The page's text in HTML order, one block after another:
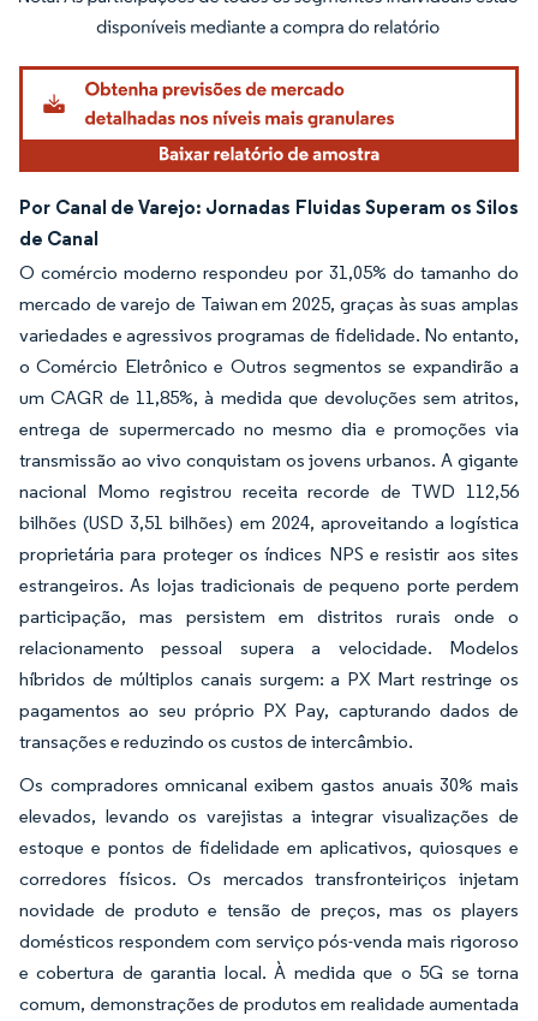
Imagem © Mordor Intelligence. O reuso requer atribuição conforme CC BY 4.0.
Por Canal de Varejo: Jornadas Fluidas Superam os Silos
de Canal
O comércio moderno respondeu por 31,05% do tamanho do
mercado de varejo de Taiwan em 2025, graças às suas amplas
variedades e agressivos programas de fidelidade. No entanto,
o Comércio Eletrônico e Outros segmentos se expandirão a
um CAGR de 11,85%, à medida que devoluções sem atritos,
entrega de supermercado no mesmo dia e promoções via
transmissão ao vivo conquistam os jovens urbanos. A gigante
nacional Momo registrou receita recorde de TWD 112,56
bilhões (USD 3,51 bilhões) em 2024, aproveitando a logística
proprietária para proteger os índices NPS e resistir aos sites
estrangeiros. As lojas tradicionais de pequeno porte perdem
participação, mas persistem em distritos rurais onde o
relacionamento pessoal supera a velocidade. Modelos
híbridos de múltiplos canais surgem: a PX Mart restringe os
pagamentos ao seu próprio PX Pay, capturando dados de
transações e reduzindo os custos de intercâmbio.
Os compradores omnicanal exibem gastos anuais 30% mais
elevados, levando os varejistas a integrar visualizações de
estoque e pontos de fidelidade em aplicativos, quiosques e
corredores físicos. Os mercados transfronteiriços injetam
novidade de produto e tensão de preços, mas os players
domésticos respondem com serviço pós-venda mais rigoroso
e cobertura de garantia local. À medida que o 5G se torna
comum, demonstrações de produtos em realidade aumentada